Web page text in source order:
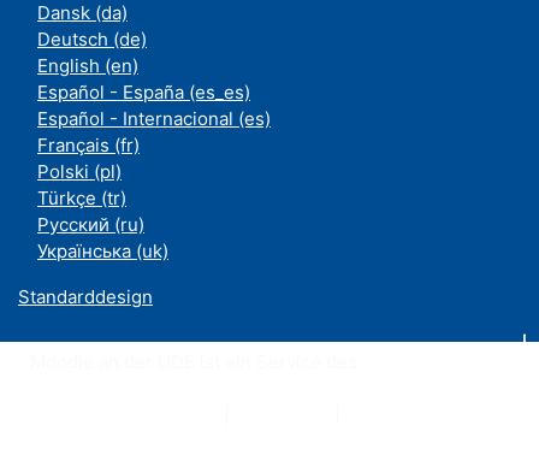
Dansk ‎(da)‎
Deutsch ‎(de)‎
English ‎(en)‎
Español - España ‎(es_es)‎
Español - Internacional ‎(es)‎
Français ‎(fr)‎
Polski ‎(pl)‎
Türkçe ‎(tr)‎
Русский ‎(ru)‎
Українська ‎(uk)‎
Standarddesign